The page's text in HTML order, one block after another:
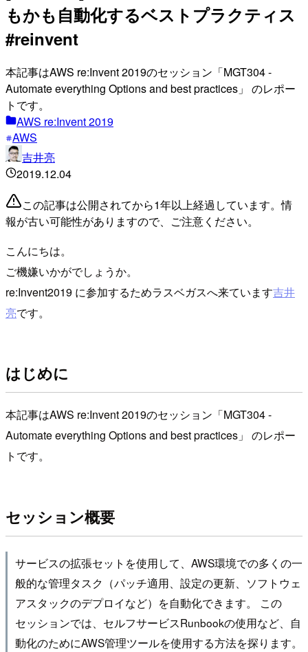
もかも自動化するベストプラクティス
#reinvent
本記事はAWS re:Invent 2019のセッション「MGT304 -
Automate everything Options and best practices」 のレポー
トです。
AWS re:Invent 2019
AWS
吉井亮
2019.12.04
この記事は公開されてから1年以上経過しています。情
報が古い可能性がありますので、ご注意ください。
こんにちは。
ご機嫌いかがでしょうか。
re:Invent2019 に参加するためラスベガスへ来ています吉井
亮です。
はじめに
本記事はAWS re:Invent 2019のセッション「MGT304 -
Automate everything Options and best practices」 のレポー
トです。
セッション概要
サービスの拡張セットを使用して、AWS環境での多くの一
般的な管理タスク（パッチ適用、設定の更新、ソフトウェ
アスタックのデプロイなど）を自動化できます。 この
セッションでは、セルフサービスRunbookの使用など、自
動化のためにAWS管理ツールを使用する方法を探ります。